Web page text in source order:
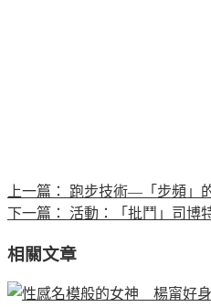
上一篇：
跑步技術—「步頻」
下一篇：
活動：「批鬥」司
相關文章